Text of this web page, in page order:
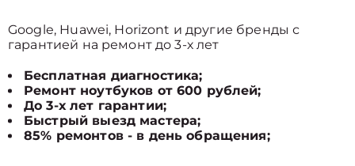
Google, Huawei, Horizont и другие бренды с
гарантией на ремонт до 3-х лет
Бесплатная диагностика;
Ремонт ноутбуков от 600 рублей;
До 3-х лет гарантии;
Быстрый выезд мастера;
85% ремонтов - в день обращения;